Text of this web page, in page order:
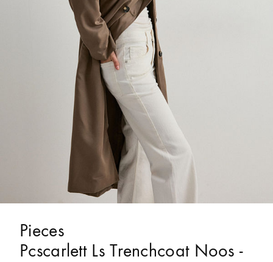
Pieces
Pcscarlett Ls Trenchcoat Noos -